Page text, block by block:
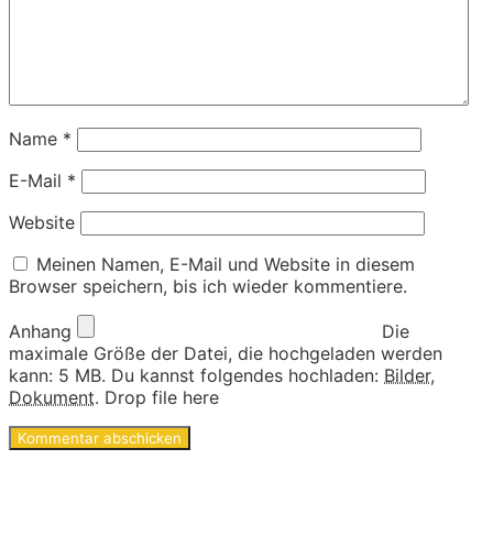
Name *
E-Mail *
Website
Meinen Namen, E-Mail und Website in diesem
Browser speichern, bis ich wieder kommentiere.
Anhang
Die
maximale Größe der Datei, die hochgeladen werden
kann: 5 MB. Du kannst folgendes hochladen: Bilder,
Dokument. Drop file here